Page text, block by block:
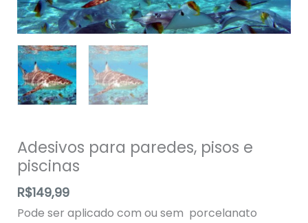
Adesivos para paredes, pisos e
piscinas
R$149,99
Pode ser aplicado com ou sem porcelanato